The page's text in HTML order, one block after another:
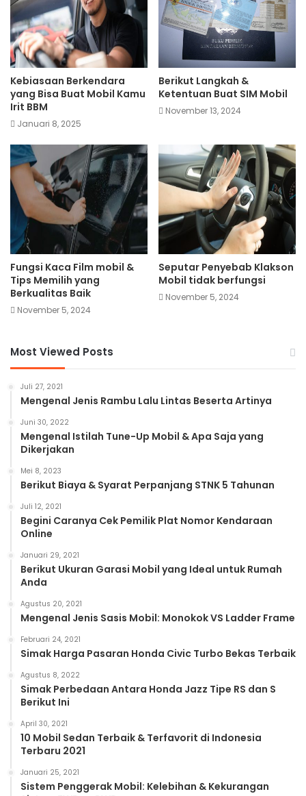
Kebiasaan Berkendara
yang Bisa Buat Mobil Kamu
Irit BBM
Januari 8, 2025
Berikut Langkah &
Ketentuan Buat SIM Mobil
November 13, 2024
Fungsi Kaca Film mobil &
Tips Memilih yang
Berkualitas Baik
November 5, 2024
Seputar Penyebab Klakson
Mobil tidak berfungsi
November 5, 2024
Most Viewed Posts
Juli 27, 2021
Mengenal Jenis Rambu Lalu Lintas Beserta Artinya
Juni 30, 2022
Mengenal Istilah Tune-Up Mobil & Apa Saja yang
Dikerjakan
Mei 8, 2023
Berikut Biaya & Syarat Perpanjang STNK 5 Tahunan
Juli 12, 2021
Begini Caranya Cek Pemilik Plat Nomor Kendaraan
Online
Januari 29, 2021
Berikut Ukuran Garasi Mobil yang Ideal untuk Rumah
Anda
Agustus 20, 2021
Mengenal Jenis Sasis Mobil: Monokok VS Ladder Frame
Februari 24, 2021
Simak Harga Pasaran Honda Civic Turbo Bekas Terbaik
Agustus 8, 2022
Simak Perbedaan Antara Honda Jazz Tipe RS dan S
Berikut Ini
April 30, 2021
10 Mobil Sedan Terbaik & Terfavorit di Indonesia
Terbaru 2021
Januari 25, 2021
Sistem Penggerak Mobil: Kelebihan & Kekurangan